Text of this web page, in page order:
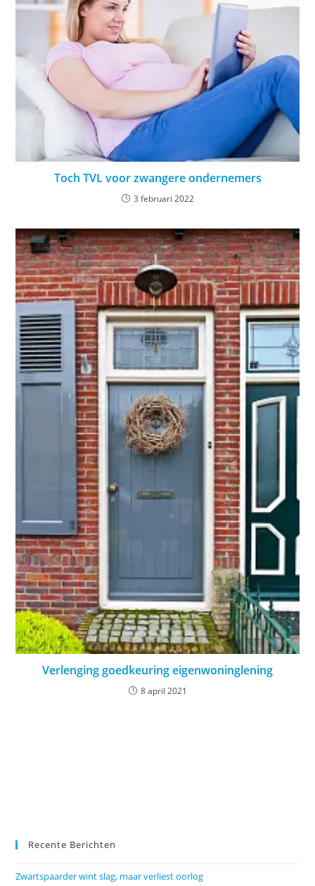
Toch TVL voor zwangere ondernemers
3 februari 2022
Verlenging goedkeuring eigenwoninglening
8 april 2021
Recente Berichten
Zwartspaarder wint slag, maar verliest oorlog